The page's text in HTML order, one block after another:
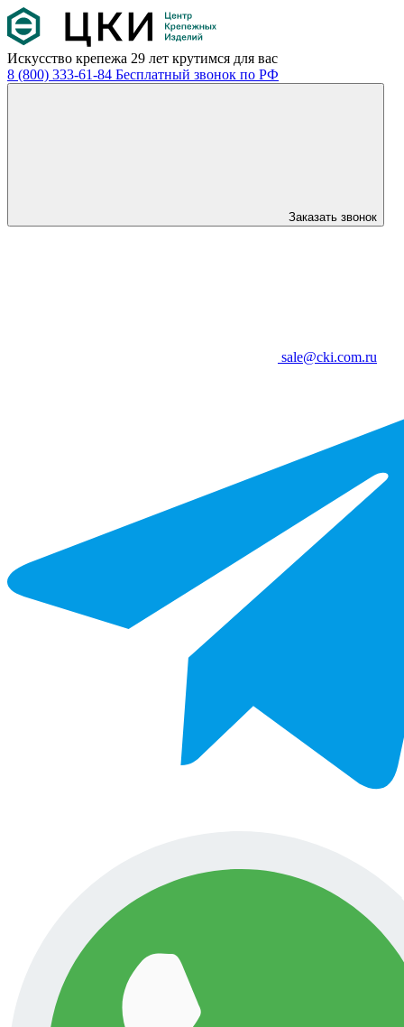
Искусство крепежа 29 лет крутимся для вас
8 (800) 333-61-84 Бесплатный звонок по РФ
Заказать звонок
sale@cki.com.ru